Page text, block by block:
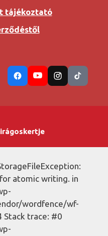
tájékoztató
atomic writing. in
wordfence/wf-
trace: #0